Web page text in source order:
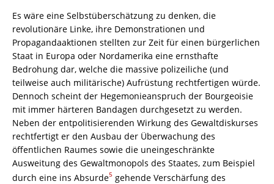
Es wäre eine Selbstüberschätzung zu denken, die
revolutionäre Linke, ihre Demonstrationen und
Propagandaaktionen stellten zur Zeit für einen bürgerlichen
Staat in Europa oder Nordamerika eine ernsthafte
Bedrohung dar, welche die massive polizeiliche (und
teilweise auch militärische) Aufrüstung rechtfertigen würde.
Dennoch scheint der Hegemonieanspruch der Bourgeoisie
mit immer härteren Bandagen durchgesetzt zu werden.
Neben der entpolitisierenden Wirkung des Gewaltdiskurses
rechtfertigt er den Ausbau der Überwachung des
öffentlichen Raumes sowie die uneingeschränkte
Ausweitung des Gewaltmonopols des Staates, zum Beispiel
durch eine ins Absurde5 gehende Verschärfung des